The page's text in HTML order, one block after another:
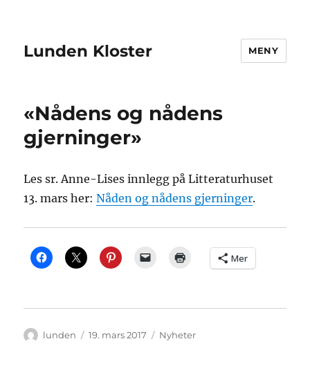
Lunden Kloster MENY
«Nådens og nådens
gjerninger»
Les sr. Anne-Lises innlegg på Litteraturhuset
13. mars her:Nåden og nådens gjerninger.
Mer
Forfatter
lunden Publisert
19. mars 2017 Kategorier
Nyheter